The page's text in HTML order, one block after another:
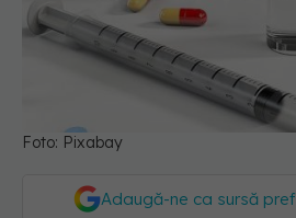
Foto: Pixabay
Adaugă-ne ca sursă